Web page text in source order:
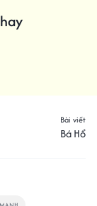
Bài viết
Bá Hổ